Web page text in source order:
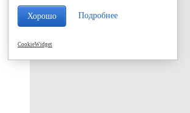
Хорошо Подробнее
CookieWidget